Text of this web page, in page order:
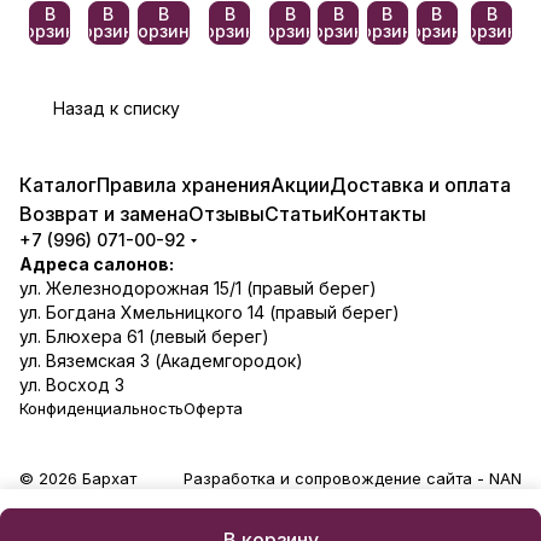
В
корзину
В
корзину
В
корзину
В
корзину
В
корзину
В
корзину
В
корзину
В
корзину
В
корзину
Назад к списку
КаталогПравила храненияАкцииДоставка и оплата
Возврат и заменаОтзывыСтатьиКонтакты
+7 (996) 071-00-92
Адреса салонов:
ул. Железнодорожная 15/1 (правый берег)
ул. Богдана Хмельницкого 14 (правый берег)
ул. Блюхера 61 (левый берег)
ул. Вяземская 3 (Академгородок)
ул. Восход 3
КонфиденциальностьОферта
© 2026 Бархат Разработка и сопровождение сайта - NAN